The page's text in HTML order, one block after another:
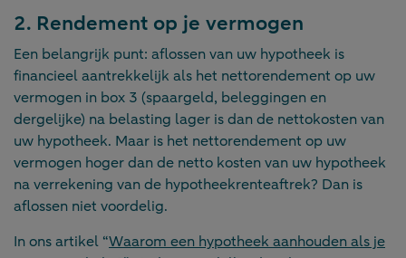
2. Rendement op je vermogen
Een belangrijk punt: aflossen van uw hypotheek is
financieel aantrekkelijk als het nettorendement op uw
vermogen in box 3 (spaargeld, beleggingen en
dergelijke) na belasting lager is dan de nettokosten van
uw hypotheek. Maar is het nettorendement op uw
vermogen hoger dan de netto kosten van uw hypotheek
na verrekening van de hypotheekrenteaftrek? Dan is
aflossen niet voordelig.
In ons artikel “Waarom een hypotheek aanhouden als je